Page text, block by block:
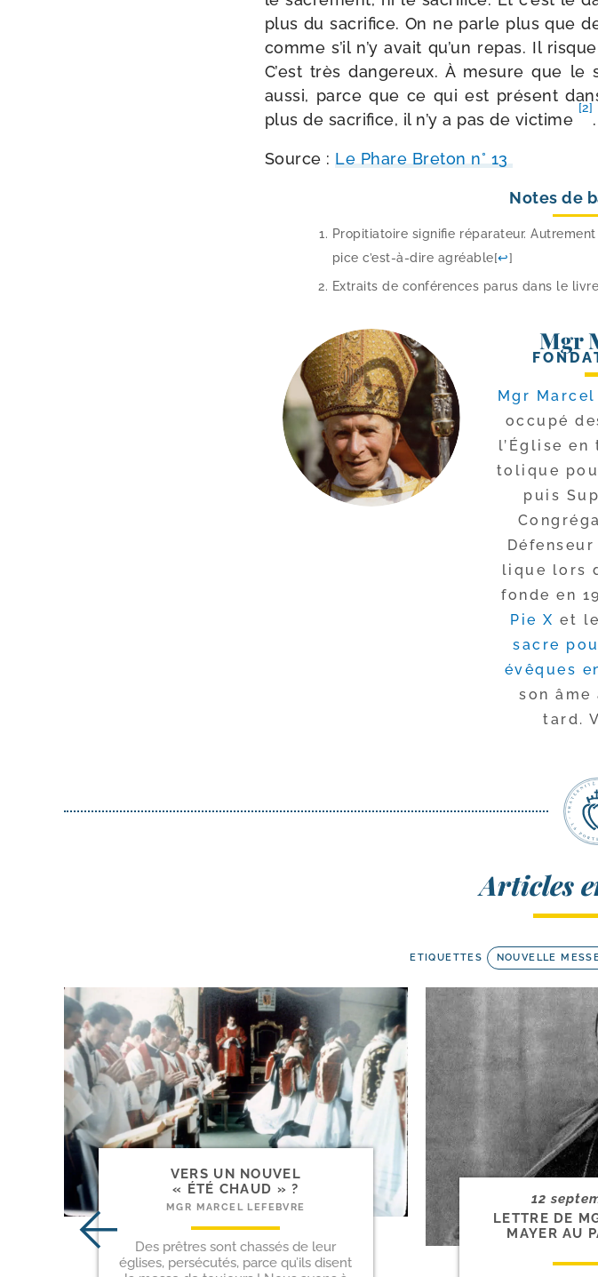
plus du sacri­fice. On ne parle plus que
comme s’il n’y avait qu’un repas. Il
C’est très dan­ge­reux. À mesure que
aus­si, parce que ce qui est pré­sent
plus de sacri­fice, il n’y a pas de vic­time
[2]
.
Source : Le Phare Breton n° 13
Notes de
Propitiatoire signi­fie répa­ra­teur.
pice c’est-à-dire agréable[↩]
Extraits de confé­rences parus dans le livre
Mgr
Mgr
occu­pé
l’Église
to­lique
puis
lique lors
fonde en
Pie X et le
sacre
évêques
son
tard.
Articles
ETIQUETTES NOUVELLE
VERS UN NOUVEL
« ÉTÉ CHAUD » ?
MGR MARCEL LEFEBVRE
Des prêtres sont chassés de leur
églises, persécutés, parce qu’ils disent
12
LETTRE DE
MAYER AU